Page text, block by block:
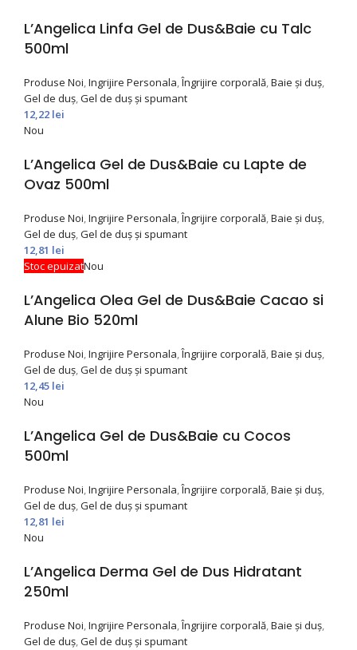
L’Angelica Linfa Gel de Dus&Baie cu Talc
500ml
Produse Noi,Ingrijire Personala,Îngrijire corporală,Baie și duș,
Gel de duș,Gel de duș și spumant
12,22 lei
Nou
L’Angelica Gel de Dus&Baie cu Lapte de
Ovaz 500ml
Produse Noi,Ingrijire Personala,Îngrijire corporală,Baie și duș,
Gel de duș,Gel de duș și spumant
12,81 lei
Stoc epuizatNou
L’Angelica Olea Gel de Dus&Baie Cacao si
Alune Bio 520ml
Produse Noi,Ingrijire Personala,Îngrijire corporală,Baie și duș,
Gel de duș,Gel de duș și spumant
12,45 lei
Nou
L’Angelica Gel de Dus&Baie cu Cocos
500ml
Produse Noi,Ingrijire Personala,Îngrijire corporală,Baie și duș,
Gel de duș,Gel de duș și spumant
12,81 lei
Nou
L’Angelica Derma Gel de Dus Hidratant
250ml
Produse Noi,Ingrijire Personala,Îngrijire corporală,Baie și duș,
Gel de duș,Gel de duș și spumant